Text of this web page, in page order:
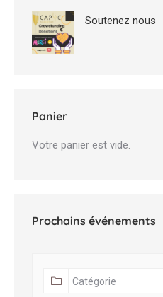
Soutenez nous
Panier
Votre panier est vide.
Prochains événements